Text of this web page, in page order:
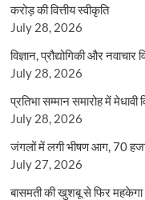
करोड़ की वित्तीय स्वीकृति
July 28, 2026
विज्ञान, प्रौद्योगिकी और
July 28, 2026
प्रतिभा सम्मान समारोह में मेधावी
July 28, 2026
जंगलों में लगी भीषण आग, 70
July 27, 2026
बासमती की खुशबू से फिर